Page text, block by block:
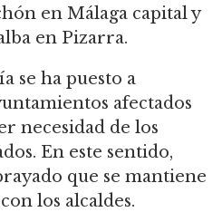
en Málaga capital y
en Pizarra.
se ha puesto a
afectados
necesidad de los
En este sentido,
que se mantiene
los alcaldes.